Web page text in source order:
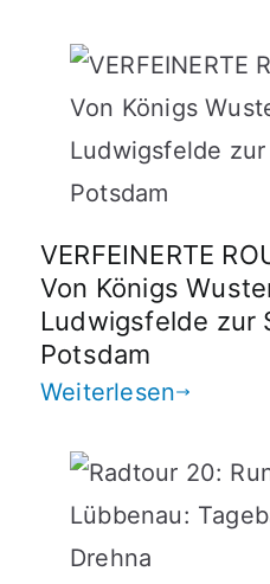
VERFEINERTE
Von Königs
Ludwigsfelde zur
Potsdam
Weiterlesen